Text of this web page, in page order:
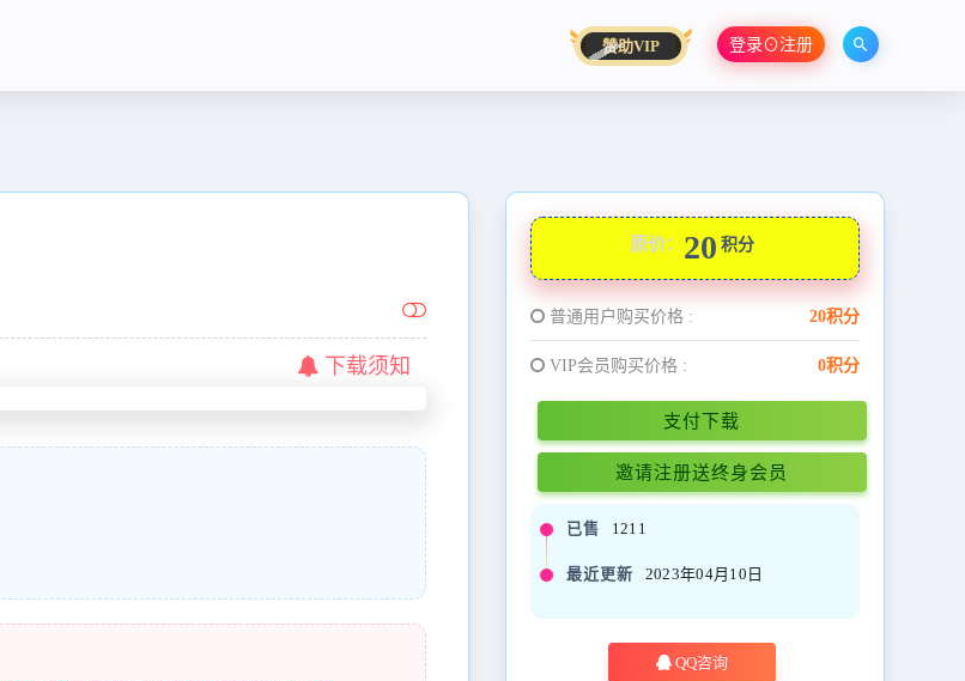
赞助VIP 登录⊙注册
下载须知
原价： 20 积分
普通用户购买价格 : 20积分
VIP会员购买价格 : 0积分
支付下载
邀请注册送终身会员
已售 1211
最近更新 2023年04月10日
QQ咨询